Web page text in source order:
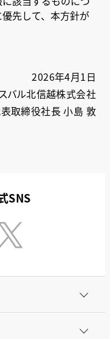
先して、本方針が
2026年4月1日
スバル北信越株式会社
取締役社長 小島 敦
SNS